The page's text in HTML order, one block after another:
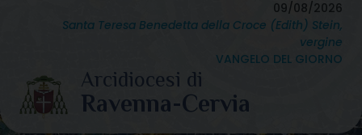
09/08/2026
Santa Teresa Benedetta della Croce (Edith) Stein,
vergine
VANGELO DEL GIORNO